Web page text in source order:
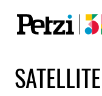
SATELLITE